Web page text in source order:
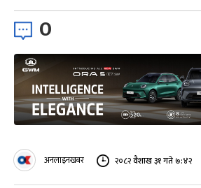
0
अनलाइनखबर २०८२ वैशाख ३१ गते ७:४२